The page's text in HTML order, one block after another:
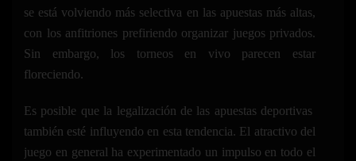
se está volviendo más selectiva en las apuestas más altas,
con los anfitriones prefiriendo organizar juegos privados.
Sin embargo, los torneos en vivo parecen estar
floreciendo.
Es posible que la legalización de las apuestas deportivas
también esté influyendo en esta tendencia. El atractivo del
juego en general ha experimentado un impulso en todo el